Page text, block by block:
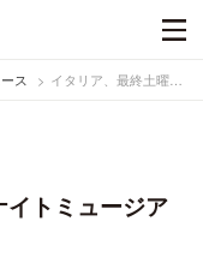
ス イタリア、最終土曜日の夜はナイトミュージアム
トミュージア